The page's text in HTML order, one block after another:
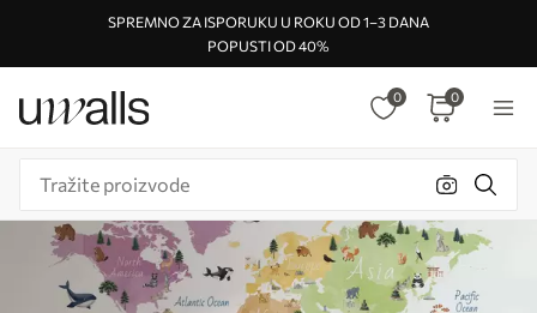
SPREMNO ZA ISPORUKU U ROKU OD 1–3 DANA
POPUSTI OD 40%
0 0